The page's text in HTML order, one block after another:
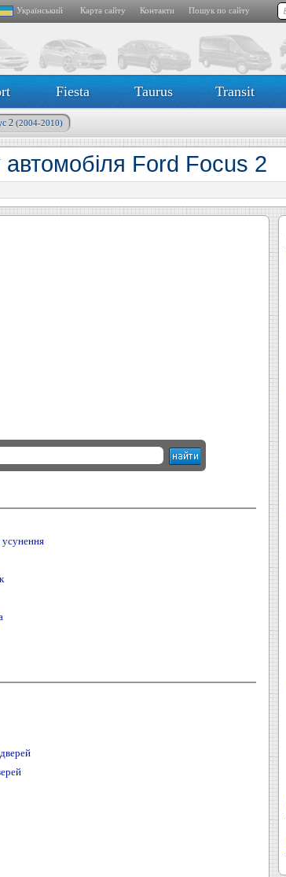
Український Карта сайту Контакти Пошук по сайту
Fiesta Taurus Transit
2 (2004-2010)
Ford Focus 2
усунення